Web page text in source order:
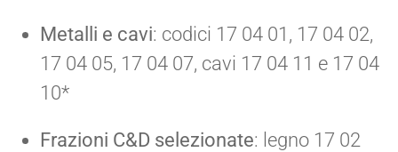
Metalli e cavi: codici 17 04 01, 17 04 02,
17 04 05, 17 04 07, cavi 17 04 11 e 17 04
10*
Frazioni C&D selezionate: legno 17 02